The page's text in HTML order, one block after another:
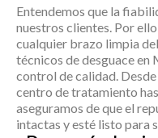
Entendemos que la
nuestros clientes. Por
cualquier brazo limpia
técnicos de desguace en
control de calidad.
centro de tratamiento
aseguramos de que el
intactas y esté listo para